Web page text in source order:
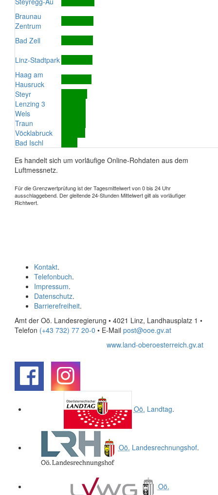
Braunau
Zentrum
Bad Zell
Linz-Stadtpark
Haag am
Hausruck
Steyr
Lenzing 3
Wels
Traun
Vöcklabruck
Bad Ischl
Es handelt sich um vorläufige Online-Rohdaten aus dem
Luftmessnetz.
Für die Grenzwertprüfung ist der Tagesmittelwert von 0 bis 24 Uhr
ausschlaggebend. Der gleitende 24-Stunden Mittelwert gilt als vorläufiger
Richtwert.
Kontakt.
Telefonbuch.
Impressum.
Datenschutz.
Barrierefreiheit.
Amt der Oö. Landesregierung • 4021 Linz, Landhausplatz 1 •
Telefon (+43 732) 77 20-0 • E-Mail post@ooe.gv.at
www.land-oberoesterreich.gv.at
Oö. Landtag.
Oö. Landesrechnungshof.
Oö.